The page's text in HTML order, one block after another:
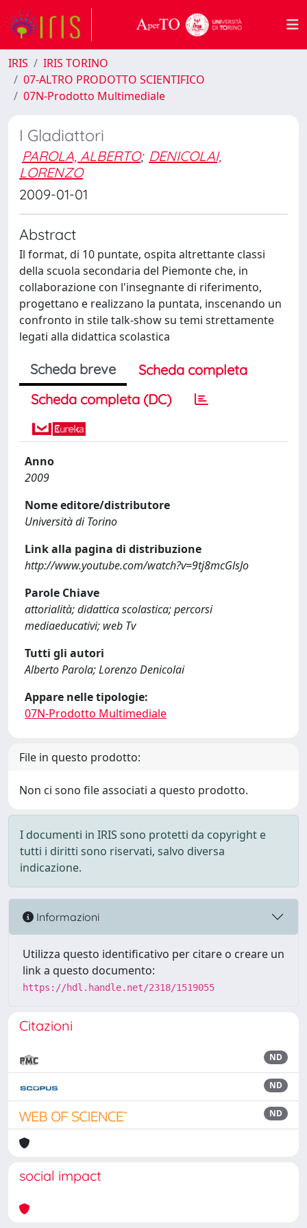
IRIS
IRIS TORINO
07-ALTRO PRODOTTO SCIENTIFICO
07N-Prodotto Multimediale
I Gladiattori
PAROLA, ALBERTO; DENICOLAI,
LORENZO
2009-01-01
Abstract
Il format, di 10 puntate, ospita altrettante classi
della scuola secondaria del Piemonte che, in
collaborazione con l'insegnante di riferimento,
progettano e realizzano la puntata, inscenando un
confronto in stile talk-show su temi strettamente
legati alla didattica scolastica
Scheda breve
Scheda completa
Scheda completa (DC)
Anno
2009
Nome editore/distributore
Università di Torino
Link alla pagina di distribuzione
http://www.youtube.com/watch?v=9tj8mcGlsJo
Parole Chiave
attorialità; didattica scolastica; percorsi
mediaeducativi; web Tv
Tutti gli autori
Alberto Parola; Lorenzo Denicolai
Appare nelle tipologie:
07N-Prodotto Multimediale
File in questo prodotto:
Non ci sono file associati a questo prodotto.
I documenti in IRIS sono protetti da copyright e
tutti i diritti sono riservati, salvo diversa
indicazione.
Informazioni
Utilizza questo identificativo per citare o creare un
link a questo documento:
https://hdl.handle.net/2318/1519055
Citazioni
ND
ND
ND
social impact